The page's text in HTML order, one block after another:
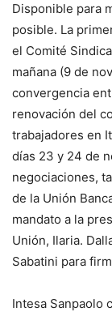
Disponible para
posible. La
el Comité
mañana (9 de
convergencia
renovación del
trabajadores en
días 23 y 24 de
negociaciones,
de la Unión
mandato a la
Unión, Ilaria.
Sabatini para
Intesa Sanpaolo